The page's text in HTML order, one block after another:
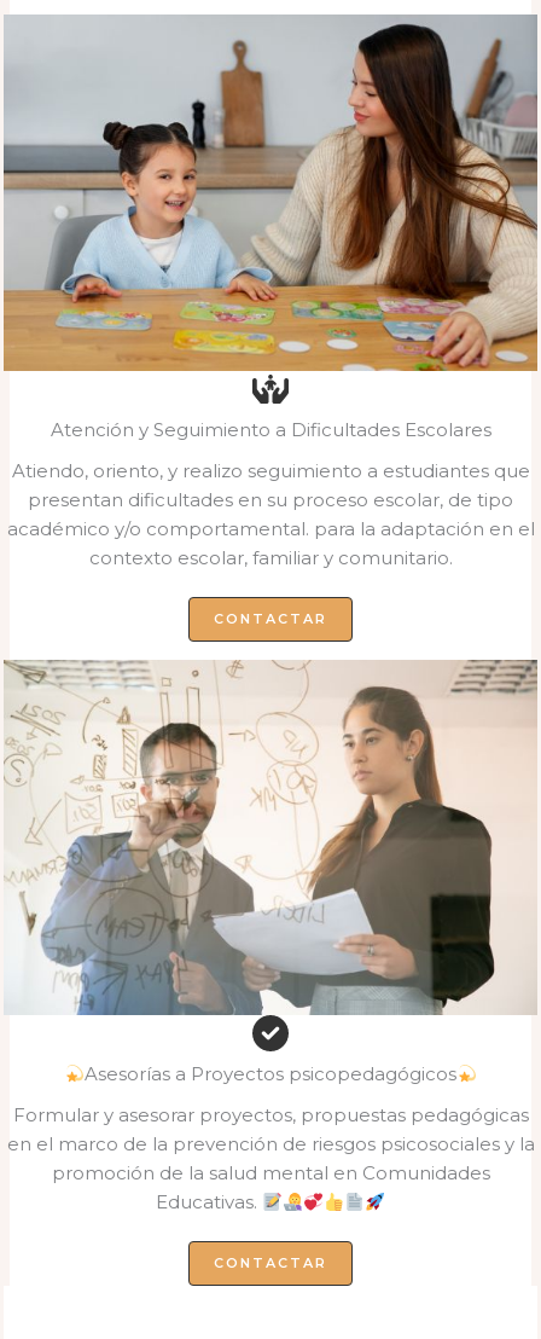
Atención y Seguimiento a Dificultades Escolares
Atiendo, oriento, y realizo seguimiento a estudiantes que
presentan dificultades en su proceso escolar, de tipo
académico y/o comportamental. para la adaptación en el
contexto escolar, familiar y comunitario.
CONTACTAR
Asesorías a Proyectos psicopedagógicos
Formular y asesorar proyectos, propuestas pedagógicas
en el marco de la prevención de riesgos psicosociales y la
promoción de la salud mental en Comunidades
Educativas.
CONTACTAR